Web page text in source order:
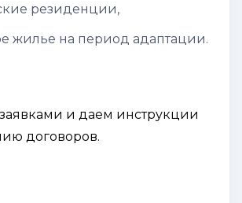
резиденции,
жилье на период адаптации.
и даем инструкции
договоров.